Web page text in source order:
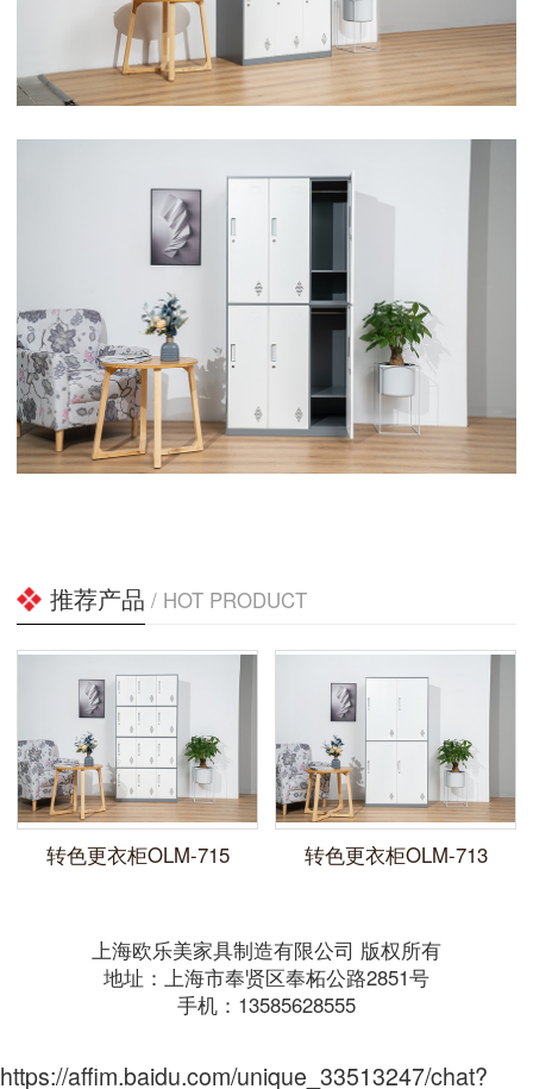
推荐产品 / HOT PRODUCT
转色更衣柜OLM-715 转色更衣柜OLM-713
上海欧乐美家具制造有限公司 版权所有
地址：上海市奉贤区奉柘公路2851号
手机：13585628555
https://affim.baidu.com/unique_33513247/chat?